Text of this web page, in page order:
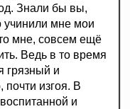
Знали бы вы,
учинили мне мои
мне, совсем ещё
Ведь в то время
грязный и
изгоя. В
и